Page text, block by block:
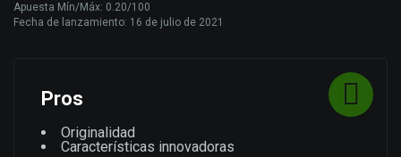
Apuesta Mín/Máx: 0.20/100
Fecha de lanzamiento: 16 de julio de 2021
Pros
Originalidad
Características innovadoras